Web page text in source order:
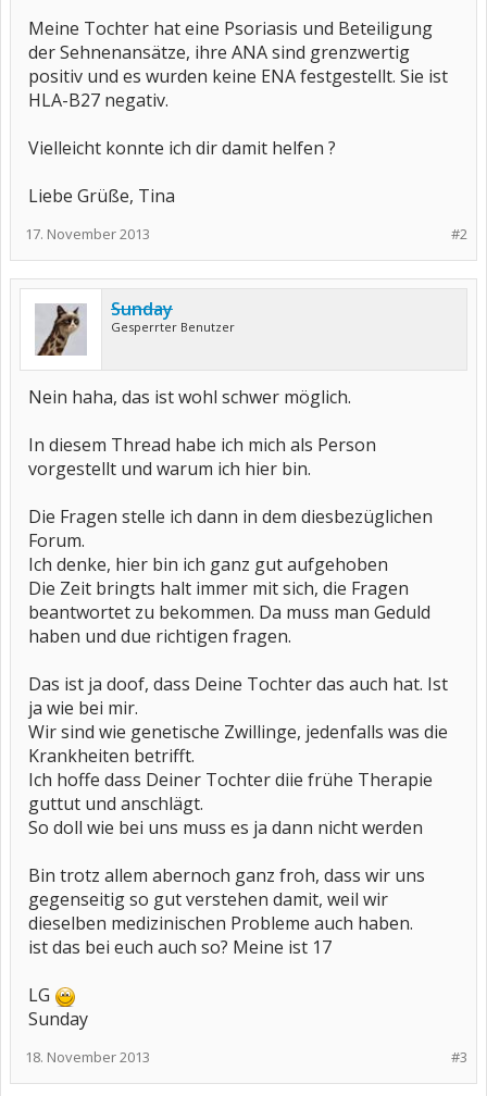
Meine Tochter hat eine Psoriasis und Beteiligung
der Sehnenansätze, ihre ANA sind grenzwertig
positiv und es wurden keine ENA festgestellt. Sie ist
HLA-B27 negativ.
Vielleicht konnte ich dir damit helfen ?
Liebe Grüße, Tina
#2
17. November 2013
Sunday
Gesperrter Benutzer
Nein haha, das ist wohl schwer möglich.
In diesem Thread habe ich mich als Person
vorgestellt und warum ich hier bin.
Die Fragen stelle ich dann in dem diesbezüglichen
Forum.
Ich denke, hier bin ich ganz gut aufgehoben
Die Zeit bringts halt immer mit sich, die Fragen
beantwortet zu bekommen. Da muss man Geduld
haben und due richtigen fragen.
Das ist ja doof, dass Deine Tochter das auch hat. Ist
ja wie bei mir.
Wir sind wie genetische Zwillinge, jedenfalls was die
Krankheiten betrifft.
Ich hoffe dass Deiner Tochter diie frühe Therapie
guttut und anschlägt.
So doll wie bei uns muss es ja dann nicht werden
Bin trotz allem abernoch ganz froh, dass wir uns
gegenseitig so gut verstehen damit, weil wir
dieselben medizinischen Probleme auch haben.
ist das bei euch auch so? Meine ist 17
LG
Sunday
#3
18. November 2013